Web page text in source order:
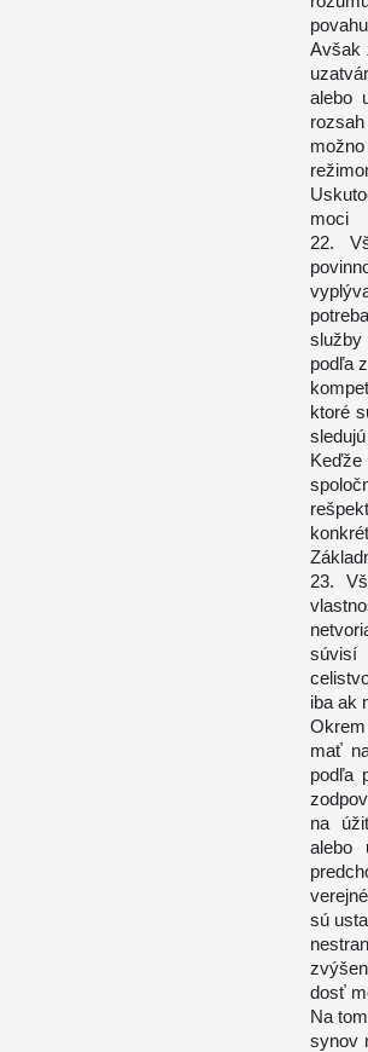
Avšak
alebo
moci
22.
podľa
ktoré
23.
súvisí
iba ak
mať
podľa
na
alebo
sú
dosť
Na
synov